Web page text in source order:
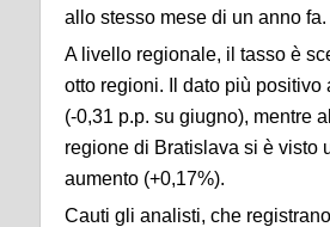
allo stesso mese di un anno fa.
A livello regionale, il tasso è
otto regioni. Il dato più positivo
(-0,31 p.p. su giugno), mentre
regione di Bratislava si è visto
aumento (+0,17%).
Cauti gli analisti, che